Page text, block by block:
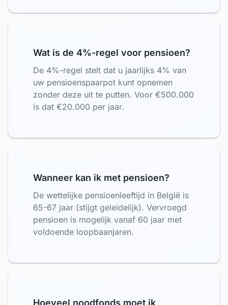
Wat is de 4%-regel voor pensioen?
De 4%-regel stelt dat u jaarlijks 4% van
uw pensioenspaarpot kunt opnemen
zonder deze uit te putten. Voor €500.000
is dat €20.000 per jaar.
Wanneer kan ik met pensioen?
De wettelijke pensioenleeftijd in België is
65-67 jaar (stijgt geleidelijk). Vervroegd
pensioen is mogelijk vanaf 60 jaar met
voldoende loopbaanjaren.
Hoeveel noodfonds moet ik